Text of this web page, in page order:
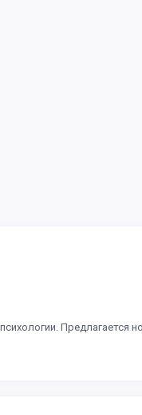
Предлагается